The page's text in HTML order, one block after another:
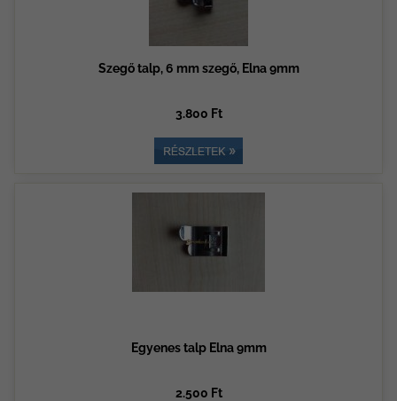
Szegő talp, 6 mm szegő, Elna 9mm
3.800 Ft
Egyenes talp Elna 9mm
2.500 Ft